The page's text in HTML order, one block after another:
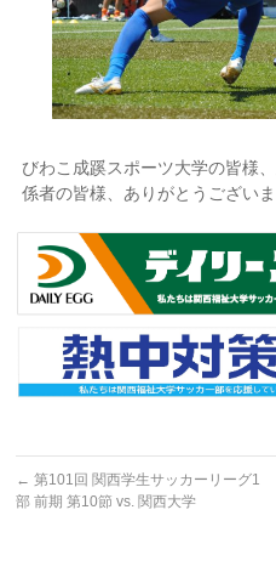
びわこ成蹊スポーツ大学の皆様
係者の皆様、ありがとうございま
← 第101回 関西学生サッカーリーグ1
部 前期 第10節 vs. 関西大学